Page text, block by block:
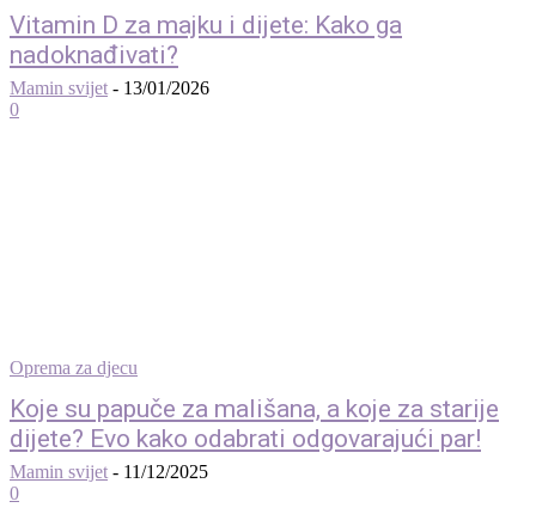
Vitamin D za majku i dijete: Kako ga
nadoknađivati?
Mamin svijet - 13/01/2026
0
Oprema za djecu
Koje su papuče za mališana, a koje za starije
dijete? Evo kako odabrati odgovarajući par!
Mamin svijet - 11/12/2025
0